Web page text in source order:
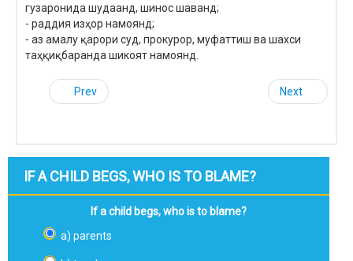
гузаронида шудаанд, шинос шаванд;
- раддия изҳор намоянд;
- аз амалу қарори суд, прокурор, муфаттиш ва шахси
таҳқиқбаранда шикоят намоянд.
Prev Next
IF A CHILD BEGS, WHO IS TO BLAME?
If a child begs, who is to blame?
a) parents